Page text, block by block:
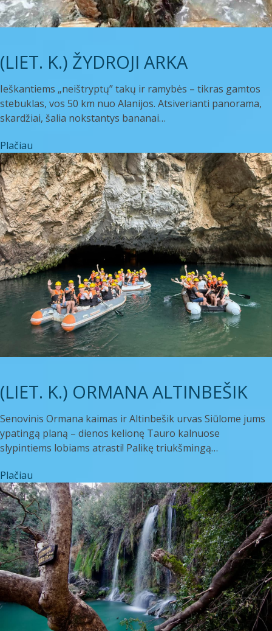
(LIET. K.) ŽYDROJI ARKA
Ieškantiems „neištryptų” takų ir ramybės – tikras gamtos
stebuklas, vos 50 km nuo Alanijos. Atsiverianti panorama,
skardžiai, šalia nokstantys bananai…
Plačiau
(LIET. K.) ORMANA ALTINBEŠIK
Senovinis Ormana kaimas ir Altinbešik urvas Siūlome jums
ypatingą planą – dienos kelionę Tauro kalnuose
slypintiems lobiams atrasti! Palikę triukšmingą…
Plačiau